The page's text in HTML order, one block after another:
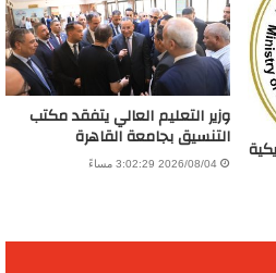
وزير التعليم العالي يتفقد مكتب
التنسيق بجامعة القاهرة
2026/08/04 3:02:29 مساءً